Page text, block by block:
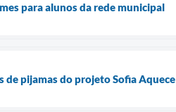
para alunos da rede municipal
de pijamas do projeto Sofia Aquece